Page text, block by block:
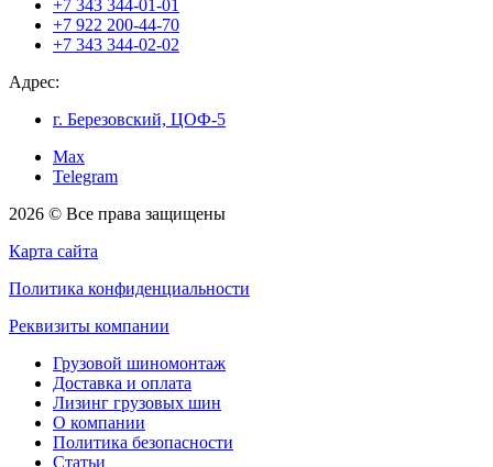
+7 343 344-01-01
+7 922 200-44-70
+7 343 344-02-02
Адрес:
г. Березовский, ЦОФ-5
Max
Telegram
2026 © Все права защищены
Карта сайта
Политика конфиденциальности
Реквизиты компании
Грузовой шиномонтаж
Доставка и оплата
Лизинг грузовых шин
О компании
Политика безопасности
Статьи